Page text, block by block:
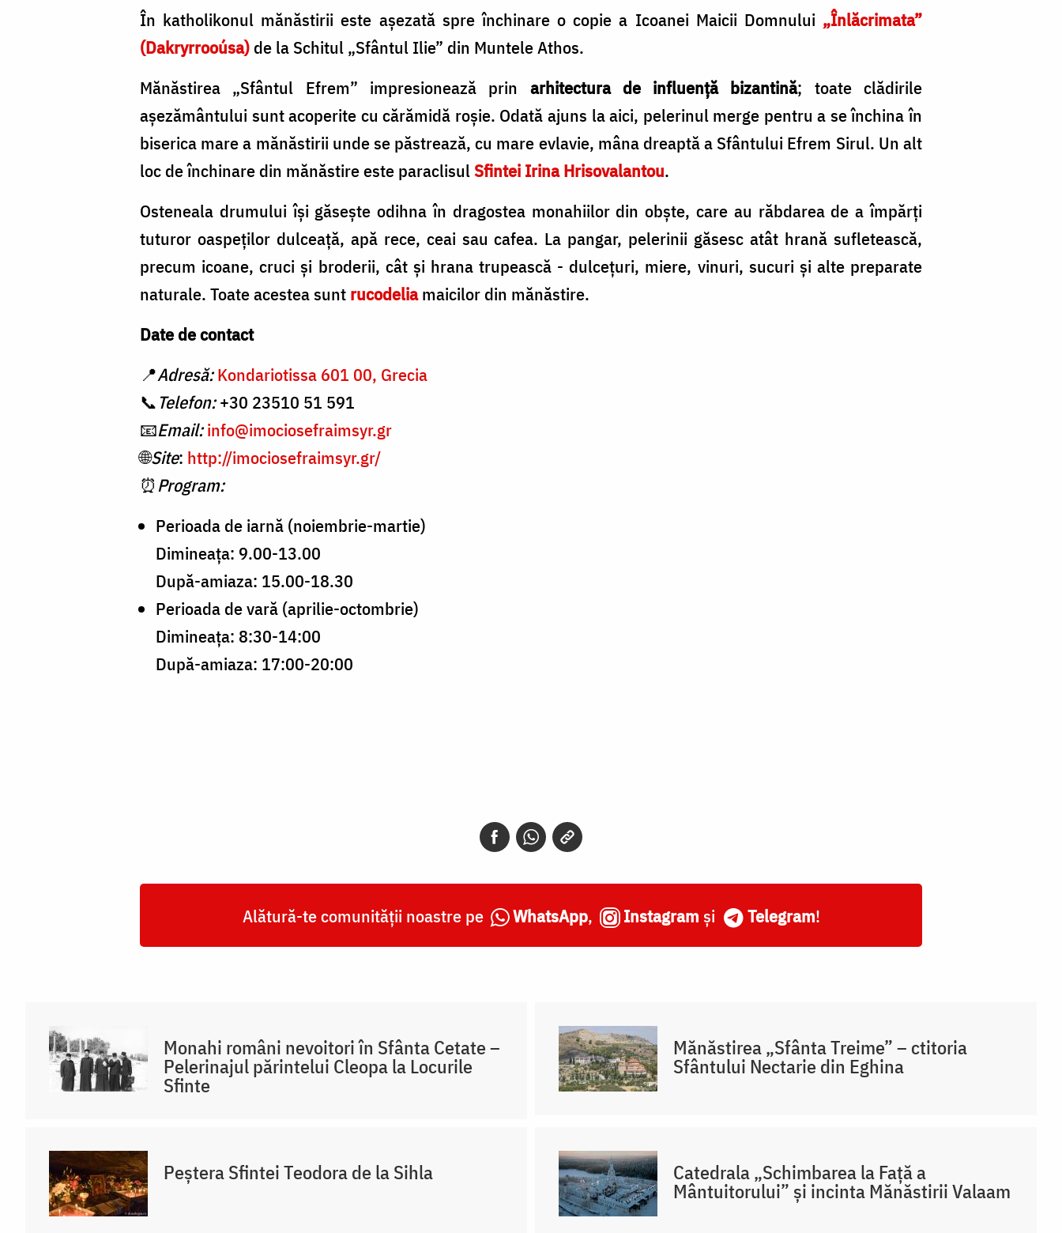
În katholikonul mănăstirii este așezată spre închinare o copie a Icoanei Maicii Domnului „Înlăcrimata”
(Dakryrrooúsa) de la Schitul „Sfântul Ilie” din Muntele Athos.
Mănăstirea „Sfântul Efrem” impresionează prin arhitectura de influenţă bizantină; toate clădirile
aşezământului sunt acoperite cu cărămidă roşie. Odată ajuns la aici, pelerinul merge pentru a se închina în
biserica mare a mănăstirii unde se păstrează, cu mare evlavie, mâna dreaptă a Sfântului Efrem Sirul. Un alt
loc de închinare din mănăstire este paraclisulSfintei Irina Hrisovalantou.
Osteneala drumului îşi găseşte odihna în dragostea monahiilor din obşte, care au răbdarea de a împărţi
tuturor oaspeţilor dulceaţă, apă rece, ceai sau cafea. La pangar, pelerinii găsesc atât hrană sufletească,
precum icoane, cruci şi broderii, cât şi hrana trupească - dulceţuri, miere, vinuri, sucuri şi alte preparate
naturale. Toate acestea sunt rucodeliamaicilor din mănăstire.
Date de contact
📍Adresă: Kondariotissa 601 00, Grecia
📞 Telefon:+30 23510 51 591
📧Email: info@imociosefraimsyr.gr
🌐Site: http://imociosefraimsyr.gr/
⏰ Program:
Perioada de iarnă (noiembrie-martie)
Dimineața: 9.00-13.00
După-amiaza: 15.00-18.30
Perioada de vară (aprilie-octombrie)
Dimineața: 8:30-14:00
După-amiaza: 17:00-20:00
Alătură-te comunității noastre pe WhatsApp, Instagram și Telegram!
Monahi români nevoitori în Sfânta Cetate –
Pelerinajul părintelui Cleopa la Locurile
Sfinte
Mănăstirea „Sfânta Treime” – ctitoria
Sfântului Nectarie din Eghina
Peștera Sfintei Teodora de la Sihla Catedrala „Schimbarea la Față a
Mântuitorului” și incinta Mănăstirii Valaam